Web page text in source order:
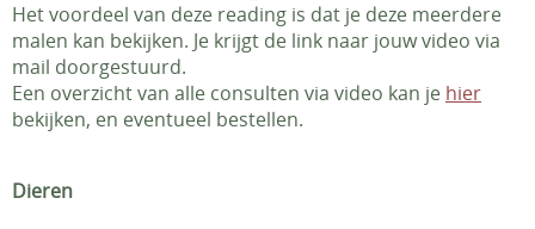
Het voordeel van deze reading is dat je deze meerdere
malen kan bekijken. Je krijgt de link naar jouw video via
mail doorgestuurd.
Een overzicht van alle consulten via video kan je hier
bekijken, en eventueel bestellen.
Dieren